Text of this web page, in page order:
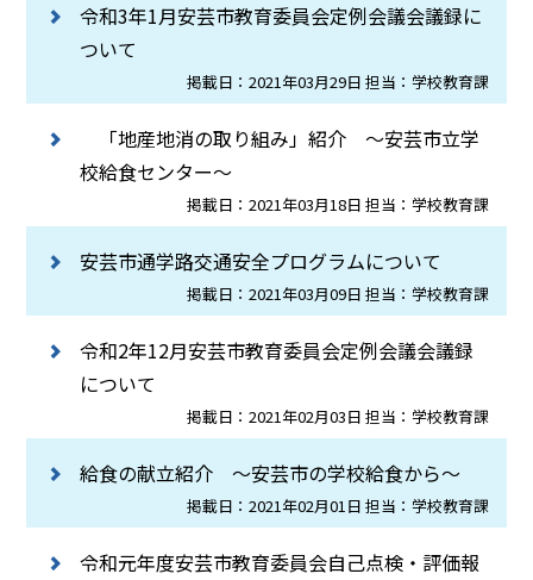
令和3年1月安芸市教育委員会定例会議会議録に
ついて
掲載日：2021年03月29日 担当：学校教育課
「地産地消の取り組み」紹介 ～安芸市立学
校給食センター～
掲載日：2021年03月18日 担当：学校教育課
安芸市通学路交通安全プログラムについて
掲載日：2021年03月09日 担当：学校教育課
令和2年12月安芸市教育委員会定例会議会議録
について
掲載日：2021年02月03日 担当：学校教育課
給食の献立紹介 ～安芸市の学校給食から～
掲載日：2021年02月01日 担当：学校教育課
令和元年度安芸市教育委員会自己点検・評価報